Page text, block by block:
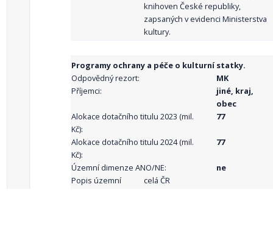
knihoven České republiky,
zapsaných v evidenci Ministerstva
kultury.
Programy ochrany a péče o kulturní statky.
Odpovědný rezort:
MK
Příjemci:
jiné, kraj,
obec
Alokace dotačního titulu 2023 (mil.
Kč):
77
Alokace dotačního titulu 2024 (mil.
Kč):
77
Územní dimenze ANO/NE:
ne
Popis územní
celá ČR